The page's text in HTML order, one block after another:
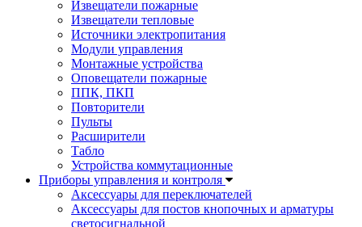
Извещатели пожарные
Извещатели тепловые
Источники электропитания
Модули управления
Монтажные устройства
Оповещатели пожарные
ППК, ПКП
Повторители
Пульты
Расширители
Табло
Устройства коммутационные
Приборы управления и контроля
Аксессуары для переключателей
Аксессуары для постов кнопочных и арматуры
светосигнальной